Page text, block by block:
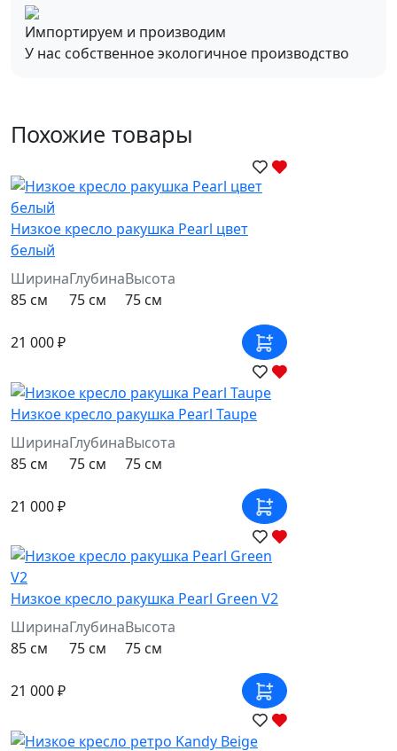
Импортируем и производим
У нас собственное экологичное производство
Похожие товары
Низкое кресло ракушка Pearl цвет
белый
Ширина
85 см
Глубина
75 см
Высота
75 см
21 000 ₽
Низкое кресло ракушка Pearl Taupe
Ширина
85 см
Глубина
75 см
Высота
75 см
21 000 ₽
Низкое кресло ракушка Pearl Green V2
Ширина
85 см
Глубина
75 см
Высота
75 см
21 000 ₽